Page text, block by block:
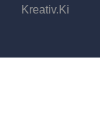
Kreativ.Ki